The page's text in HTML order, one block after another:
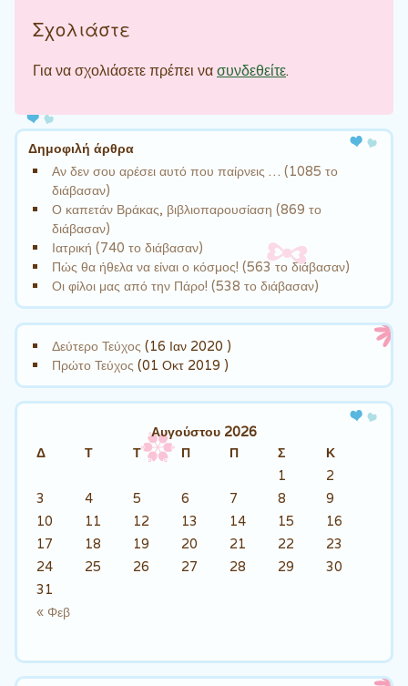
Σχολιάστε
Για να σχολιάσετε πρέπει νασυνδεθείτε.
Δημοφιλή άρθρα
Αν δεν σου αρέσει αυτό που παίρνεις … (1085 το
διάβασαν)
Ο καπετάν Βράκας, βιβλιοπαρουσίαση (869 το
διάβασαν)
Ιατρική (740 το διάβασαν)
Πώς θα ήθελα να είναι ο κόσμος! (563 το διάβασαν)
Οι φίλοι μας από την Πάρο! (538 το διάβασαν)
Δεύτερο Τεύχος (16 Ιαν 2020 )
Πρώτο Τεύχος (01 Οκτ 2019 )
Αυγούστου 2026
Δ
Τ Τ Π Π Σ Κ
« Φεβ
1
2
3
4 5 6 7 8
9
10
11 12 13 14 15
16
17
18 19 20 21 22
23
24
25 26 27 28 29
30
31